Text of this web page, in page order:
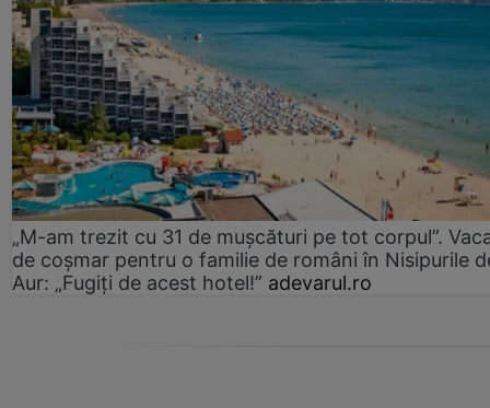
„M-am trezit cu 31 de mușcături pe tot corpul”.
de coșmar pentru o familie de români în Nisipurile
Aur: „Fugiți de acest hotel!” adevarul.ro